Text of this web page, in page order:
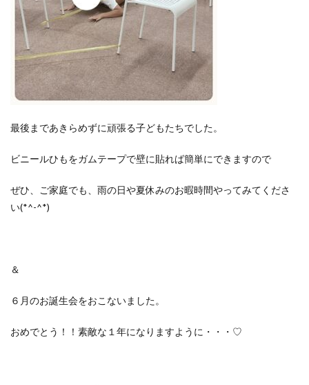
最後まであきらめずに頑張る子どもたちでした。
ビニールひもをガムテープで壁に貼れば簡単にできますので
ぜひ、ご家庭でも、雨の日や夏休みのお暇時間やってみてくださ
い(*^-^*)
＆
６月のお誕生会をおこないました。
おめでとう！！素敵な１年になりますように・・・♡